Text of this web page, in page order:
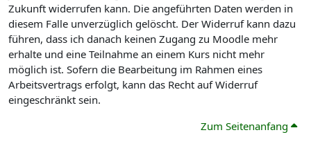
Zukunft widerrufen kann. Die angeführten Daten werden in
diesem Falle unverzüglich gelöscht. Der Widerruf kann dazu
führen, dass ich danach keinen Zugang zu Moodle mehr
erhalte und eine Teilnahme an einem Kurs nicht mehr
möglich ist. Sofern die Bearbeitung im Rahmen eines
Arbeitsvertrags erfolgt, kann das Recht auf Widerruf
eingeschränkt sein.
Zum Seitenanfang